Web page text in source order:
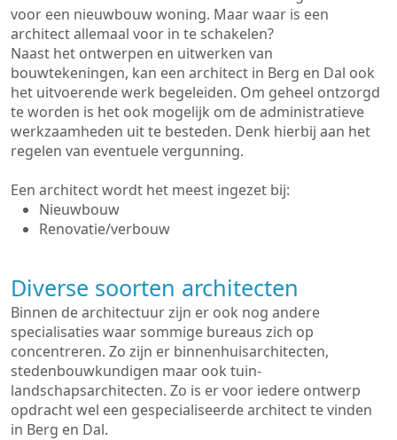
voor een nieuwbouw woning. Maar waar is een
architect allemaal voor in te schakelen?
Naast het ontwerpen en uitwerken van
bouwtekeningen, kan een architect in Berg en Dal ook
het uitvoerende werk begeleiden. Om geheel ontzorgd
te worden is het ook mogelijk om de administratieve
werkzaamheden uit te besteden. Denk hierbij aan het
regelen van eventuele vergunning.
Een architect wordt het meest ingezet bij:
Nieuwbouw
Renovatie/verbouw
Diverse soorten architecten
Binnen de architectuur zijn er ook nog andere
specialisaties waar sommige bureaus zich op
concentreren. Zo zijn er binnenhuisarchitecten,
stedenbouwkundigen maar ook tuin-
landschapsarchitecten. Zo is er voor iedere ontwerp
opdracht wel een gespecialiseerde architect te vinden
in Berg en Dal.